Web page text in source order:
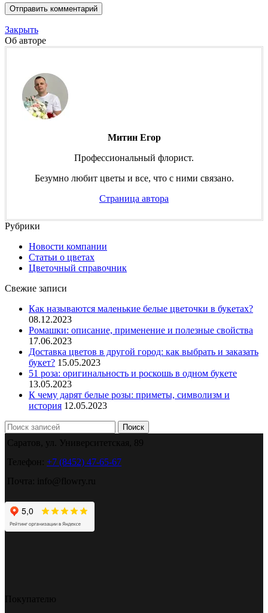
Закрыть
Об авторе
Митин Егор
Профессиональный флорист.
Безумно любит цветы и все, что с ними связано.
Страница автора
Рубрики
Новости компании
Статьи о цветах
Цветочный справочник
Свежие записи
Как называются маленькие белые цветочки в букетах?
08.12.2023
Ромашки: описание, применение и полезные свойства
17.06.2023
Доставка цветов в другой город: как выбрать и заказать
букет? 15.05.2023
51 роза: оригинальность и роскошь в одном букете
13.05.2023
К чему дарят белые розы: приметы, символизм и
история 12.05.2023
Поиск
Саратов, ул. Университетская, 89
Телефон: +7 (8452) 47-65-67
Почта: info@flowry.ru
Покупателю